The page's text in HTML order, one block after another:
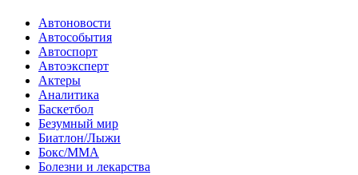
Автоновости
Автособытия
Автоспорт
Автоэксперт
Актеры
Аналитика
Баскетбол
Безумный мир
Биатлон/Лыжи
Бокс/MMA
Болезни и лекарства